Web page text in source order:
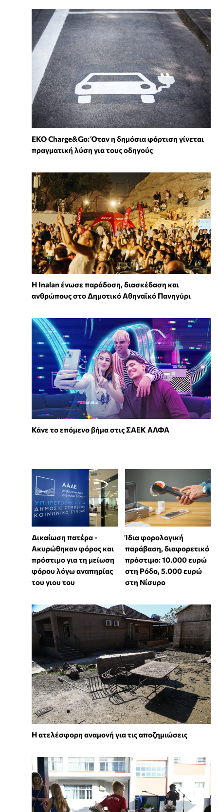
EKO Charge&Go: Όταν η δημόσια φόρτιση γίνεται
πραγματική λύση για τους οδηγούς
Η Inalan ένωσε παράδοση, διασκέδαση και
ανθρώπους στο Δημοτικό Αθηναϊκό Πανηγύρι
Κάνε το επόμενο βήμα στις ΣΑΕΚ ΑΛΦΑ
Δικαίωση πατέρα -
Ακυρώθηκαν φόρος και
πρόστιμο για τη μείωση
φόρου λόγω αναπηρίας
του γιου του
Ίδια φορολογική
παράβαση, διαφορετικό
πρόστιμο: 10.000 ευρώ
στη Ρόδο, 5.000 ευρώ
στη Νίσυρο
Η ατελέσφορη αναμονή για τις αποζημιώσεις